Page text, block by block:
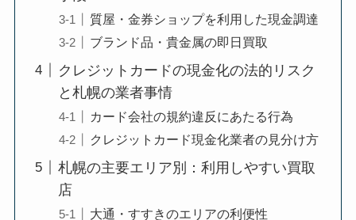
質屋・金券ショップを利用した現金調達
ブランド品・貴金属の即日買取
クレジットカードの現金化の法的リスク
と札幌の業者事情
カード会社の規約違反にあたる行為
クレジットカード現金化業者の見分け方
札幌の主要エリア別：利用しやすい買取
店
大通・すすきのエリアの利便性